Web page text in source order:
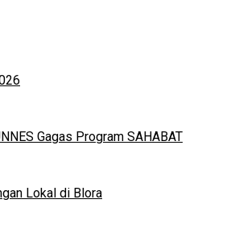
Gagas Program SAHABAT
Lokal di Blora